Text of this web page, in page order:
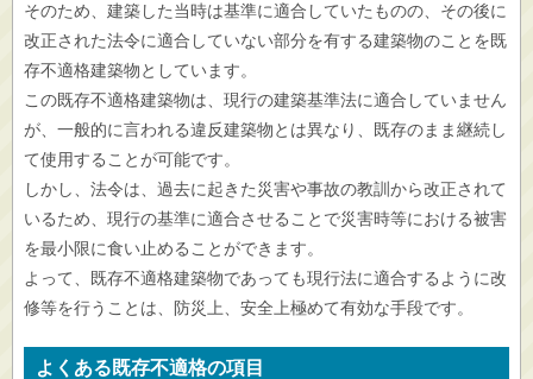
そのため、建築した当時は基準に適合していたものの、その後に
改正された法令に適合していない部分を有する建築物のことを既
存不適格建築物としています。
この既存不適格建築物は、現行の建築基準法に適合していません
が、一般的に言われる違反建築物とは異なり、既存のまま継続し
て使用することが可能です。
しかし、法令は、過去に起きた災害や事故の教訓から改正されて
いるため、現行の基準に適合させることで災害時等における被害
を最小限に食い止めることができます。
よって、既存不適格建築物であっても現行法に適合するように改
修等を行うことは、防災上、安全上極めて有効な手段です。
よくある既存不適格の項目